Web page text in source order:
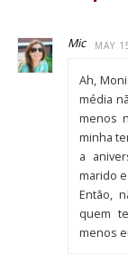
Mic MAY
Ah,
média
menos
minha
a
marido
Então,
quem
menos